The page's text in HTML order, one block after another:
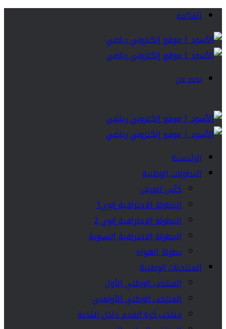
القائمة
بحث عن
الرئيسية
البطولات الوطنية
كأس العرش
البطولة الاحترافية إنوي1
البطولة الاحترافية إنوي 2
البطولة الاحترافية النسوية
بطولة الهواة
المنتخبات الوطنية
المنتخب الوطني الأول
المنتخب الوطني الأولمبي
منتخب كرة القدم داخل القاعة